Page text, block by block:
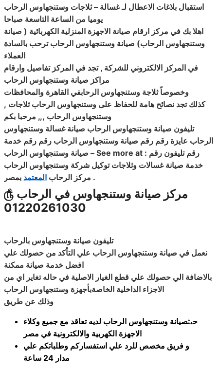
استقبال بلاغات الاعطال لـ غسالة –ثلاجات وستنجهاوس الرحاب
يوميا من الساعة التاسعة صباحا
اهلا بك في مركز ارقام صيانة الاجهزة المنزلية الكهربائية ( صيانة
وستنجهاوس الرحاب) صيانة وستنجهاوس الرحاب ترحب بالسادة
العملاء
في المركز الالكتروني للشركة , تجد في المركز تفاصيل وارقام
مراكز صيانة وستنجهاوس الرحاب
وخصوصاً ثلاجة وستنجهاوس الرحابفي القاهرة والمحافظات
, كذلك تجد نصائح هامة للحفاظ على وستنجهاوس الرحاب ثلاجات
وستنجهاوس الرحاب ,,, مرحبا بكم
تليفون صيانة وستنجهاوس الرحاب صيانة غسالة وستنجهاوس
الرحاب عايزة رقم رقم صيانة وستنجهاوس الرحاب رقم رقم خدمة
– See more at : رقم تليفون رقم
خدمة صيانة غسالات وثلاجات توكيل شركة وستنجهاوس الرحاب
مركز الرحاب المعتمد بمصر .
مركز صيانة وستنجهاوس في الرحاب ௹
01220261030
تليفون صيانة وستنجهاوس بالرحاب
نعمل في صيانة وستنجهاوس الرحاب علي التأكد من حصولك علي
افضل خدمة صيانة ممكنة
بالاضافة الي حصولك علي قطع الغيار الاصلية في حاله تغاير اي من
الاجزاء الداخلية الخاصةبأجهزة وستنجهاوس الرحاب
وذلك عن طريق
حيثصيانة وستنجهاوس الرحاب لديه تعاقد مع جميع وكلاء
الاجهزة الكهربية والالكترونية في مصر
و فريق مخصص للرد علي استفساركم وطلباتكم علي
مدار 24 ساعة